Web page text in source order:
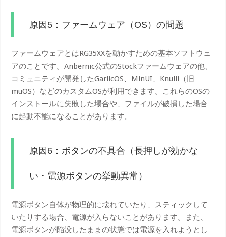
原因5：ファームウェア（OS）の問題
ファームウェアとはRG35XXを動かすための基本ソフトウェ
アのことです。Anbernic公式のStockファームウェアの他、
コミュニティが開発したGarlicOS、MinUI、Knulli（旧
muOS）などのカスタムOSが利用できます。これらのOSの
インストールに失敗した場合や、ファイルが破損した場合
に起動不能になることがあります。
原因6：ボタンの不具合（長押しが効かな
い・電源ボタンの挙動異常）
電源ボタン自体が物理的に壊れていたり、スティックして
いたりする場合、電源が入らないことがあります。また、
電源ボタンが陥没したままの状態では電源を入れようとし